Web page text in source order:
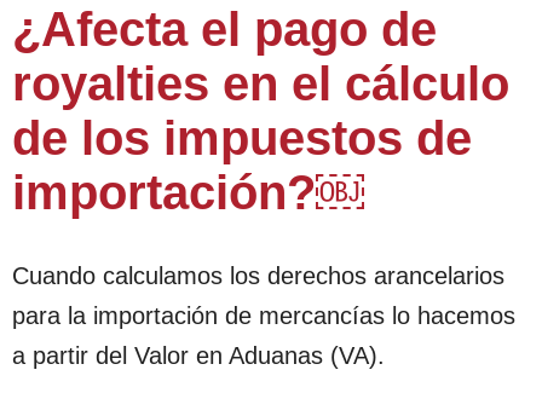
¿Afecta el pago de
royalties en el cálculo
de los impuestos de
importación?￼
Cuando calculamos los derechos arancelarios
para la importación de mercancías lo hacemos
a partir del Valor en Aduanas (VA).